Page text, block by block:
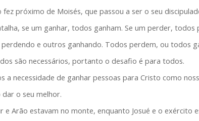
fez próximo de Moisés, que passou a ser o seu
se um ganhar, todos ganham. Se um perder,
perdendo e outros ganhando. Todos perdem, ou todos
são necessários, portanto o desafio é para todos.
a necessidade de ganhar pessoas para Cristo como
o seu melhor.
e Arão estavam no monte, enquanto Josué e o exército